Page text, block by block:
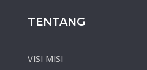
TENTANG
VISI MISI